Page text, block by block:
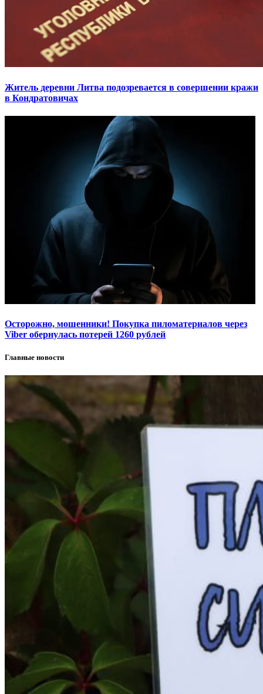
Житель деревни Литва подозревается в совершении кражи
в Кондратовичах
Осторожно, мошенники! Покупка пиломатериалов через
Viber обернулась потерей 1260 рублей
Главные новости